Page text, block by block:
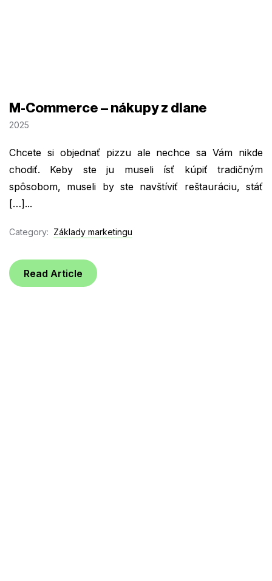
M-Commerce – nákupy z dlane
2025
Chcete si objednať pizzu ale nechce sa Vám nikde
chodiť. Keby ste ju museli ísť kúpiť tradičným
spôsobom, museli by ste navštíviť reštauráciu, stáť
[…]...
Category: Základy marketingu
Read Article